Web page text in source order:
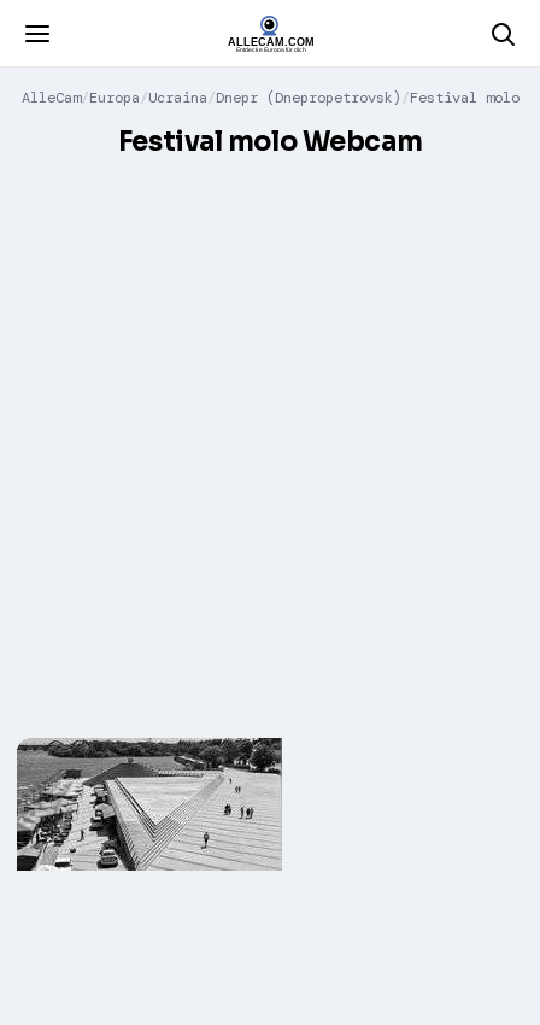
AlleCam Europa Ucraina Dnepr (Dnepropetrovsk) Festival molo
Festival molo Webcam